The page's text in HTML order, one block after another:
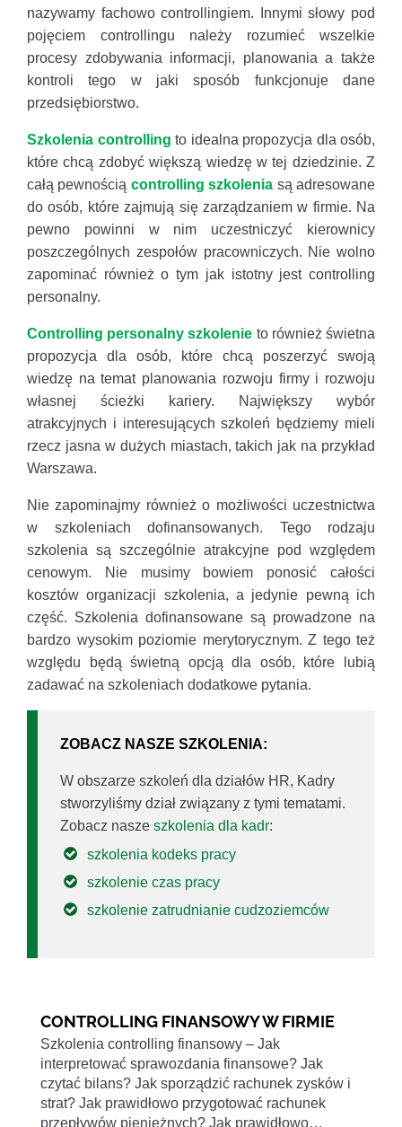
nazywamy fachowo controllingiem. Innymi słowy pod
pojęciem controllingu należy rozumieć wszelkie
procesy zdobywania informacji, planowania a także
kontroli tego w jaki sposób funkcjonuje dane
przedsiębiorstwo.
Szkolenia controlling to idealna propozycja dla osób,
które chcą zdobyć większą wiedzę w tej dziedzinie. Z
całą pewnością controlling szkolenia są adresowane
do osób, które zajmują się zarządzaniem w firmie. Na
pewno powinni w nim uczestniczyć kierownicy
poszczególnych zespołów pracowniczych. Nie wolno
zapominać również o tym jak istotny jest controlling
personalny.
Controlling personalny szkolenie to również świetna
propozycja dla osób, które chcą poszerzyć swoją
wiedzę na temat planowania rozwoju firmy i rozwoju
własnej ścieżki kariery. Największy wybór
atrakcyjnych i interesujących szkoleń będziemy mieli
rzecz jasna w dużych miastach, takich jak na przykład
Warszawa.
Nie zapominajmy również o możliwości uczestnictwa
w szkoleniach dofinansowanych. Tego rodzaju
szkolenia są szczególnie atrakcyjne pod względem
cenowym. Nie musimy bowiem ponosić całości
kosztów organizacji szkolenia, a jedynie pewną ich
część. Szkolenia dofinansowane są prowadzone na
bardzo wysokim poziomie merytorycznym. Z tego też
względu będą świetną opcją dla osób, które lubią
zadawać na szkoleniach dodatkowe pytania.
ZOBACZ NASZE SZKOLENIA:
W obszarze szkoleń dla działów HR, Kadry
stworzyliśmy dział związany z tymi tematami.
Zobacz nasze szkolenia dla kadr:
szkolenia kodeks pracy
szkolenie czas pracy
szkolenie zatrudnianie cudzoziemców
CONTROLLING FINANSOWY W FIRMIE
Szkolenia controlling finansowy – Jak
interpretować sprawozdania finansowe? Jak
czytać bilans? Jak sporządzić rachunek zysków i
strat? Jak prawidłowo przygotować rachunek
przepływów pieniężnych? Jak prawidłowo…